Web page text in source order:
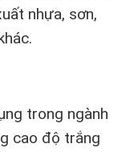
nhựa, sơn,
trong ngành
cao độ trắng